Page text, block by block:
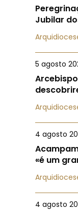
Jubilar
5 agosto
4 agosto
«é um
4 agosto